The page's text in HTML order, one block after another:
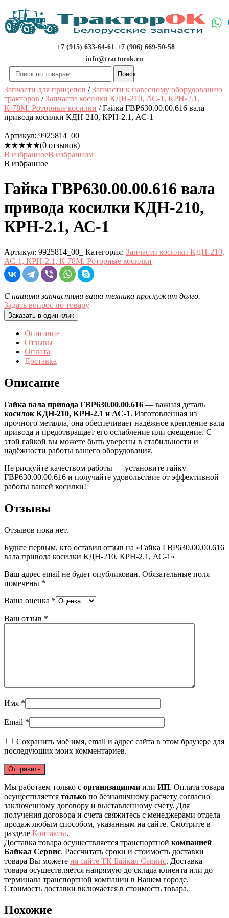
Перейти
содержимому
+7 (915) 633-64-61 +7 (906) 669-50-58
info@tractorok.ru
Искать:
Поиск
Запчасти для прицепов /Запчасти к навесному оборудованию
тракторов /Запчасти косилки КДН-210, АС-1, КРН-2.1,
К-78М. Роторные косилки / Гайка ГВР630.00.00.616 вала
привода косилки КДН-210, КРН-2.1, АС-1
Артикул: 9925814_00_
★★★★★(0 отзывов)
В избранноеВ избранном
В избранное
Гайка ГВР630.00.00.616 вала
привода косилки КДН-210,
КРН-2.1, АС-1
Артикул: 9925814_00_ Категория: Запчасти косилки КДН-210,
АС-1, КРН-2.1, К-78М. Роторные косилки
С нашими запчастями ваша техника прослужит долго.
Задать вопрос по товару
Заказать в один клик
Описание
Отзывы
Оплата
Доставка
Описание
Гайка вала привода ГВР630.00.00.616 — важная деталь
косилок КДН-210, КРН-2.1 и АС-1. Изготовленная из
прочного металла, она обеспечивает надёжное крепление вала
привода и предотвращает его ослабление или смещение. С
этой гайкой вы можете быть уверены в стабильности и
надёжности работы вашего оборудования.
Не рискуйте качеством работы — установите гайку
ГВР630.00.00.616 и получайте удовольствие от эффективной
работы вашей косилки!
Отзывы
Отзывов пока нет.
Будьте первым, кто оставил отзыв на «Гайка ГВР630.00.00.616
вала привода косилки КДН-210, КРН-2.1, АС-1»
Ваш адрес email не будет опубликован. Обязательные поля
помечены *
Ваша оценка *
Ваш отзыв *
Имя *
Email *
Сохранить моё имя, email и адрес сайта в этом браузере для
последующих моих комментариев.
Мы работаем только с организациями или ИП. Оплата товара
осуществляется только по безналичному расчету согласно
заключенному договору и выставленному счету. Для
получения договора и счета свяжитесь с менеджерами отдела
продаж любым способом, указанным на сайте. Смотрите в
разделе Контакты.
Доставка товара осуществляется транспортной компанией
Байкал Сервис. Рассчитать сроки и стоимость доставки
товара Вы можете на сайте ТК Байкал Сервис. Доставка
товара осуществляется напрямую до склада клиента или до
терминала транспортной компании в Вашем городе.
Стоимость доставки включается в стоимость товара.
Похожие